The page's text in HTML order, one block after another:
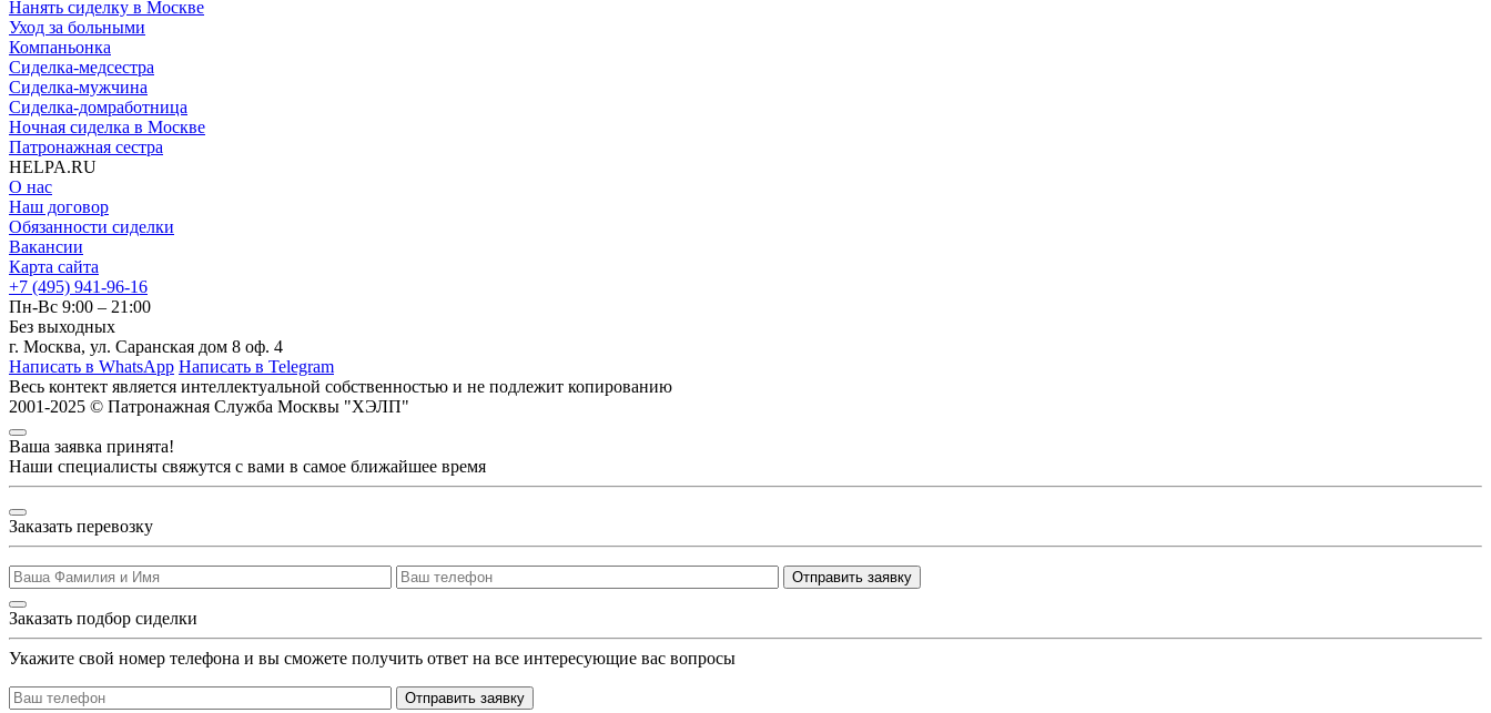
Нанять сиделку в Москве
Уход за больными
Компаньонка
Сиделка-медсестра
Сиделка-мужчина
Сиделка-домработница
Ночная сиделка в Москве
Патронажная сестра
HELPA.RU
О нас
Наш договор
Обязанности сиделки
Вакансии
Карта сайта
+7 (495) 941-96-16
Пн-Вс 9:00 – 21:00
Без выходных
г. Москва, ул. Саранская дом 8 оф. 4
Написать в WhatsApp Написать в Telegram
Весь контект является интеллектуальной собственностью и не подлежит копированию
2001-2025 © Патронажная Служба Москвы "ХЭЛП"
Ваша заявка принята!
Наши специалисты свяжутся с вами в самое ближайшее время
Заказать перевозку
Отправить заявку
Заказать подбор сиделки
Укажите свой номер телефона и вы сможете получить ответ на все интересующие вас вопросы
Отправить заявку